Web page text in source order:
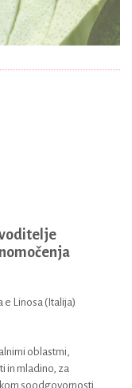
e Linosa (Italija)
oblastmi,
in mladino, za
soodgovornosti.